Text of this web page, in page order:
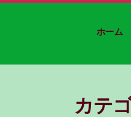
ホーム
カテ